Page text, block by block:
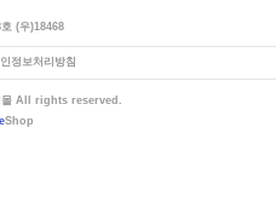
(우)18468
정보처리방침
몰 All rights reserved.
Shop